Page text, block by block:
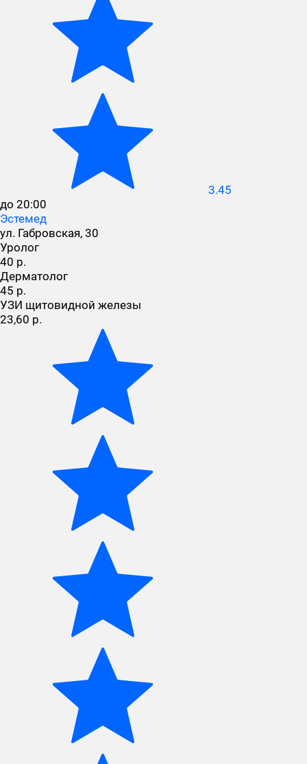
3.45
до 20:00
Эстемед
ул. Габровская, 30
Уролог
40 р.
Дерматолог
45 р.
УЗИ щитовидной железы
23,60 р.